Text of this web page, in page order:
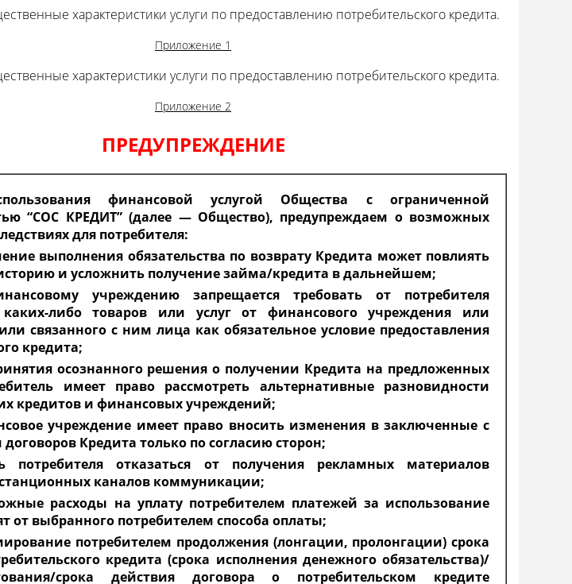
характеристики услуги по предоставлению потребительского кредита.
Приложение 1
характеристики услуги по предоставлению потребительского кредита.
Приложение 2
ПРЕДУПРЕЖДЕНИЕ
финансовой услугой Общества с ограниченной
“СОС КРЕДИТ” (далее — Общество), предупреждаем о возможных
для потребителя:
выполнения обязательства по возврату Кредита может повлиять
и усложнить получение займа/кредита в дальнейшем;
учреждению запрещается требовать от потребителя
каких-либо товаров или услуг от финансового учреждения или
связанного с ним лица как обязательное условие предоставления
кредита;
осознанного решения о получении Кредита на предложенных
имеет право рассмотреть альтернативные разновидности
кредитов и финансовых учреждений;
учреждение имеет право вносить изменения в заключенные с
Кредита только по согласию сторон;
потребителя отказаться от получения рекламных материалов
каналов коммуникации;
расходы на уплату потребителем платежей за использование
от выбранного потребителем способа оплаты;
потребителем продолжения (лонгации, пролонгации) срока
кредита (срока исполнения денежного обязательства)/
срока действия договора о потребительском кредите